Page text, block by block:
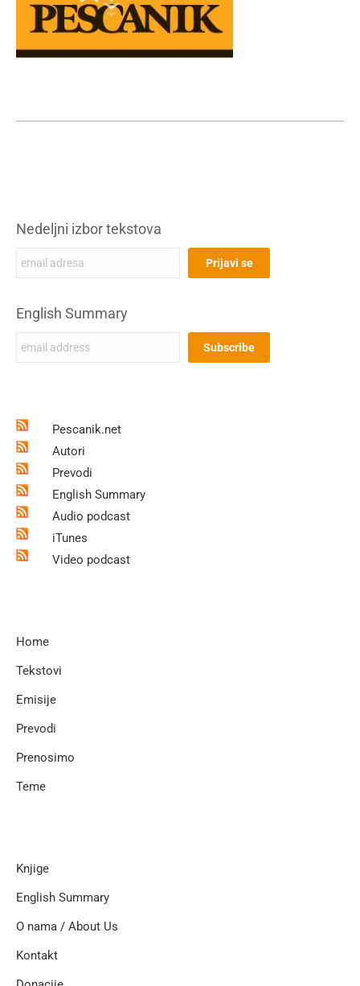
Nedeljni izbor tekstova
English Summary
Pescanik.net
Autori
Prevodi
English Summary
Audio podcast
iTunes
Video podcast
Home
Tekstovi
Emisije
Prevodi
Prenosimo
Teme
Knjige
English Summary
O nama / About Us
Kontakt